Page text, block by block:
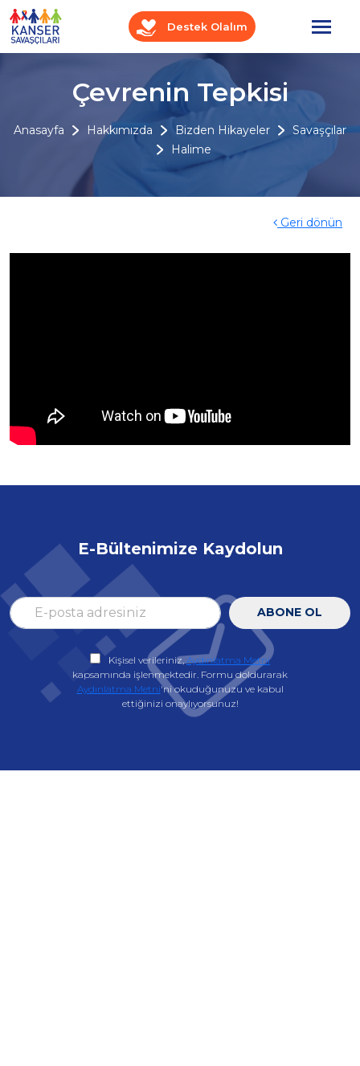
Destek Olalım
Çevrenin Tepkisi
Anasayfa Hakkımızda Bizden Hikayeler
Savaşçılar
Halime
Geri dönün
E-Bültenimize Kaydolun
ABONE OL
Kişisel verileriniz,Aydınlatma Metni
kapsamında işlenmektedir. Formu doldurarak
Aydınlatma Metni'ni okuduğunuzu ve kabul
ettiğinizi onaylıyorsunuz!